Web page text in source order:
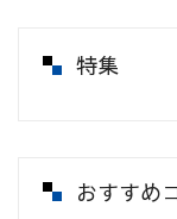
特集
おすすめ